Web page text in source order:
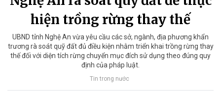
hiện trồng rừng thay thế
UBND tỉnh Nghệ An vừa yêu cầu các sở, ngành, địa phương khẩn
trương rà soát quỹ đất đủ điều kiện nhằm triển khai trồng rừng thay
thế đối với diện tích rừng chuyển mục đích sử dụng theo đúng quy
định của pháp luật.
Tin trong nước